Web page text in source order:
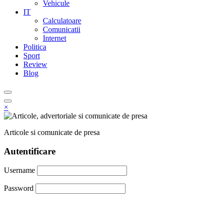
Vehicule
IT
Calculatoare
Comunicatii
Internet
Politica
Sport
Review
Blog
×
Articole si comunicate de presa
Autentificare
Username
Password